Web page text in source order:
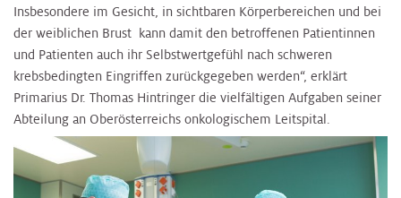
Insbesondere im Gesicht, in sichtbaren Körperbereichen und bei
der weiblichen Brust kann damit den betroffenen Patientinnen
und Patienten auch ihr Selbstwertgefühl nach schweren
krebsbedingten Eingriffen zurückgegeben werden“, erklärt
Primarius Dr. Thomas Hintringer die vielfältigen Aufgaben seiner
Abteilung an Oberösterreichs onkologischem Leitspital.